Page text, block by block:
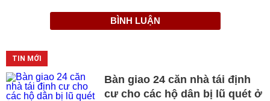
BÌNH LUẬN
TIN MỚI
Bàn giao 24 căn nhà tái định
cư cho các hộ dân bị lũ quét ở